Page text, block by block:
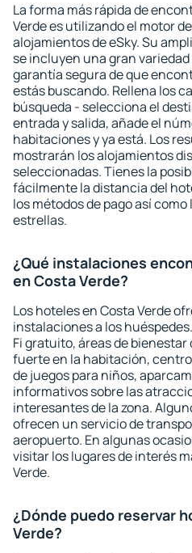
La forma más rápida de
Verde es utilizando el motor
alojamientos de eSky. Su
se incluyen una gran
garantía segura de que
estás buscando. Rellena los
búsqueda - selecciona el
entrada y salida, añade el
habitaciones y ya está. Los
mostrarán los alojamientos
seleccionadas. Tienes la
fácilmente la distancia del
los métodos de pago así
estrellas.
¿Qué instalaciones
en Costa Verde?
Los hoteles en Costa Verde
instalaciones a los
Fi gratuito, áreas de
fuerte en la habitación,
de juegos para niños,
informativos sobre las
interesantes de la zona.
ofrecen un servicio de
aeropuerto. En algunas
visitar los lugares de interés
Verde.
¿Dónde puedo reservar
Verde?